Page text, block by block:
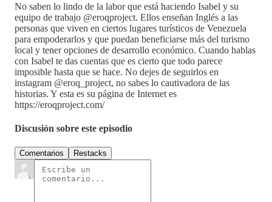
No saben lo lindo de la labor que está haciendo Isabel y su
equipo de trabajo @eroqproject. Ellos enseñan Inglés a las
personas que viven en ciertos lugares turísticos de Venezuela
para empoderarlos y que puedan beneficiarse más del turismo
local y tener opciones de desarrollo económico. Cuando hablas
con Isabel te das cuentas que es cierto que todo parece
imposible hasta que se hace. No dejes de seguirlos en
instagram @eroq_project, no sabes lo cautivadora de las
historias. Y esta es su página de Internet es
https://eroqproject.com/
Discusión sobre este episodio
Comentarios Restacks